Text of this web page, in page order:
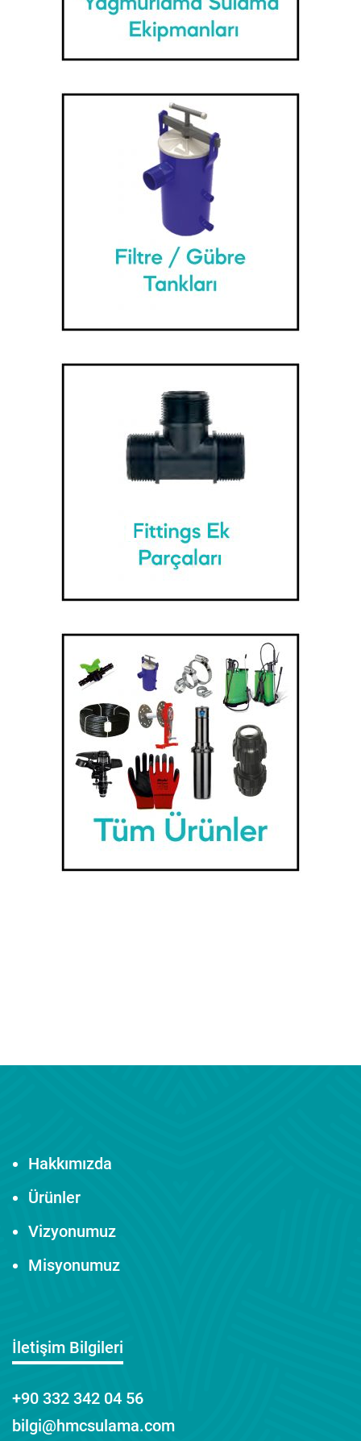
Hakkımızda
Ürünler
Vizyonumuz
Misyonumuz
İletişim Bilgileri
+90 332 342 04 56
bilgi@hmcsulama.com